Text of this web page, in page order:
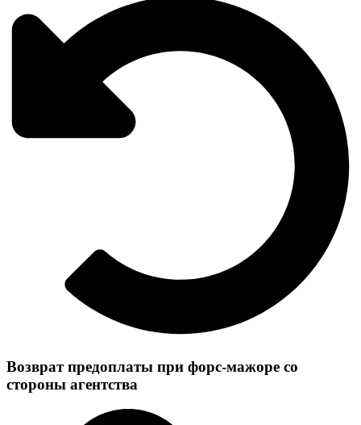
Возврат предоплаты при форс-мажоре со
стороны агентства